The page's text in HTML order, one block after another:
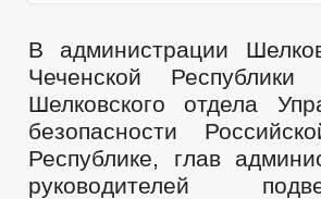
В администрации
Чеченской
Шелковского отдела
безопасности
Республике, глав
руководителей